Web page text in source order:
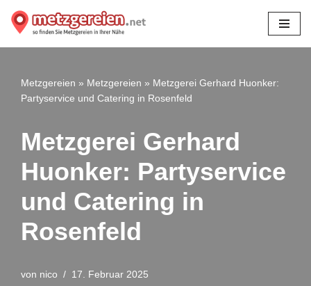
Zum
Metzgereien » Metzgereien » Metzgerei Gerhard Huonker:
Partyservice und Catering in Rosenfeld
Metzgerei Gerhard
Huonker: Partyservice
und Catering in
Rosenfeld
von nico 17. Februar 2025